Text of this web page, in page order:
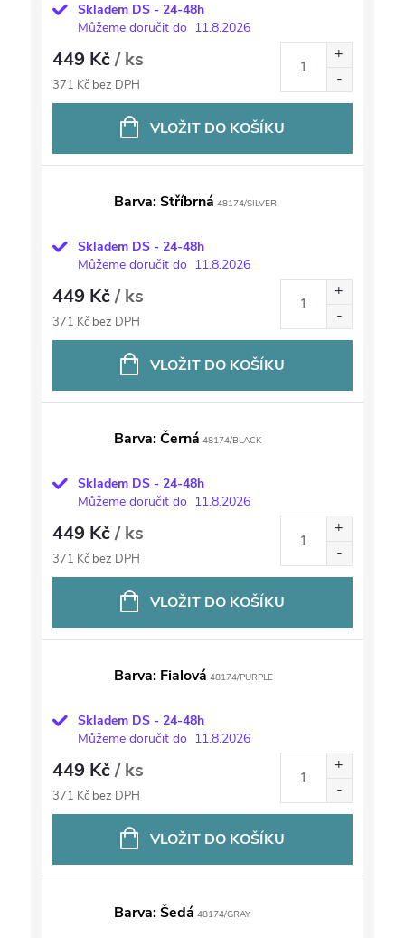
Skladem DS - 24-48h
Můžeme doručit do 11.8.2026
449 Kč/ ks
371 Kč bez DPH
VLOŽIT DO KOŠÍKU
Barva: Stříbrná 48174/SILVER
Skladem DS - 24-48h
Můžeme doručit do 11.8.2026
449 Kč/ ks
371 Kč bez DPH
VLOŽIT DO KOŠÍKU
Barva: Černá 48174/BLACK
Skladem DS - 24-48h
Můžeme doručit do 11.8.2026
449 Kč/ ks
371 Kč bez DPH
VLOŽIT DO KOŠÍKU
Barva: Fialová 48174/PURPLE
Skladem DS - 24-48h
Můžeme doručit do 11.8.2026
449 Kč/ ks
371 Kč bez DPH
VLOŽIT DO KOŠÍKU
Barva: Šedá 48174/GRAY